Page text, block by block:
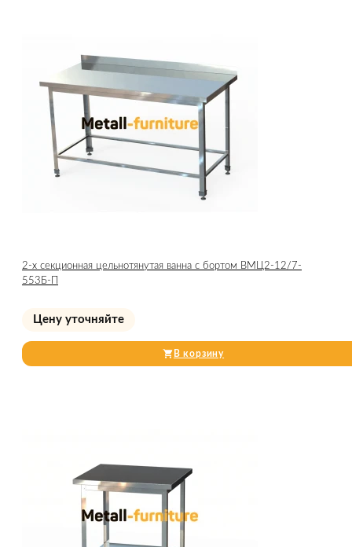
2-х секционная цельнотянутая ванна с бортом ВМЦ2-12/7-
553Б-П
Цену уточняйте
В корзину